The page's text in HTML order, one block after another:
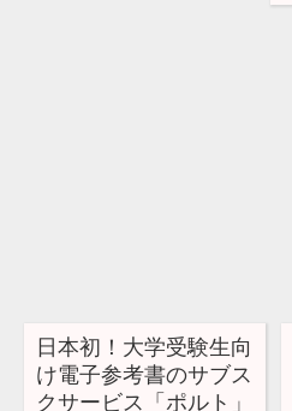
日本初！大学受験生向
け電子参考書のサブス
クサービス「ポルト」